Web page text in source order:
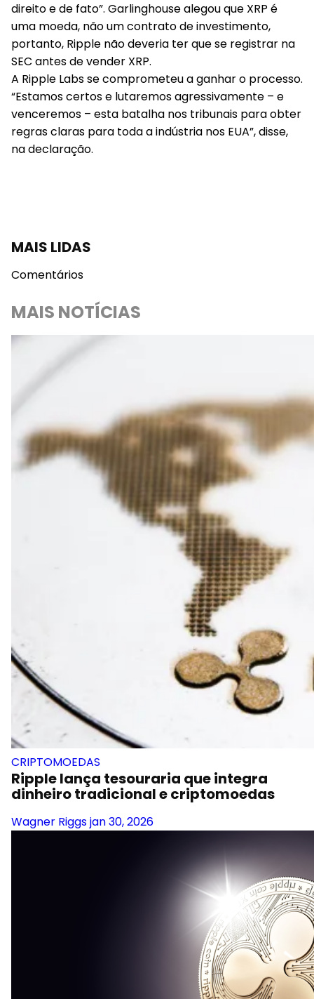
direito e de fato”. Garlinghouse alegou que XRP é
uma moeda, não um contrato de investimento,
portanto, Ripple não deveria ter que se registrar na
SEC antes de vender XRP.
A Ripple Labs se comprometeu a ganhar o processo.
“Estamos certos e lutaremos agressivamente – e
venceremos – esta batalha nos tribunais para obter
regras claras para toda a indústria nos EUA”, disse,
na declaração.
MAIS LIDAS
Comentários
MAIS NOTÍCIAS
CRIPTOMOEDAS
Ripple lança tesouraria que integra
dinheiro tradicional e criptomoedas
Wagner Riggsjan 30, 2026